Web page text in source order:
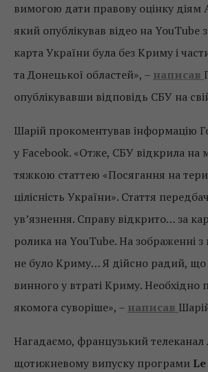
вимогою дати правову оцінку діям
який опублікував відео на YouTube
карта України була без Криму і
та Донецької областей», – написав
опублікувавши відповідь СБУ на
Шарій прокоментував інформацію
у Facebook. «Отже, СБУ відкрила на
тяжкою статтею «Посягання на
цілісність України». Стаття
ув’язнення. Справу відкрито… за
ролика на YouTube. На зображенні
не було Криму… Я дійсно радий,
винного у втраті Криму. Необхідно
якомога суворіше», – написав
Нагадаємо, французький телеканал
щотижневому випуску програми